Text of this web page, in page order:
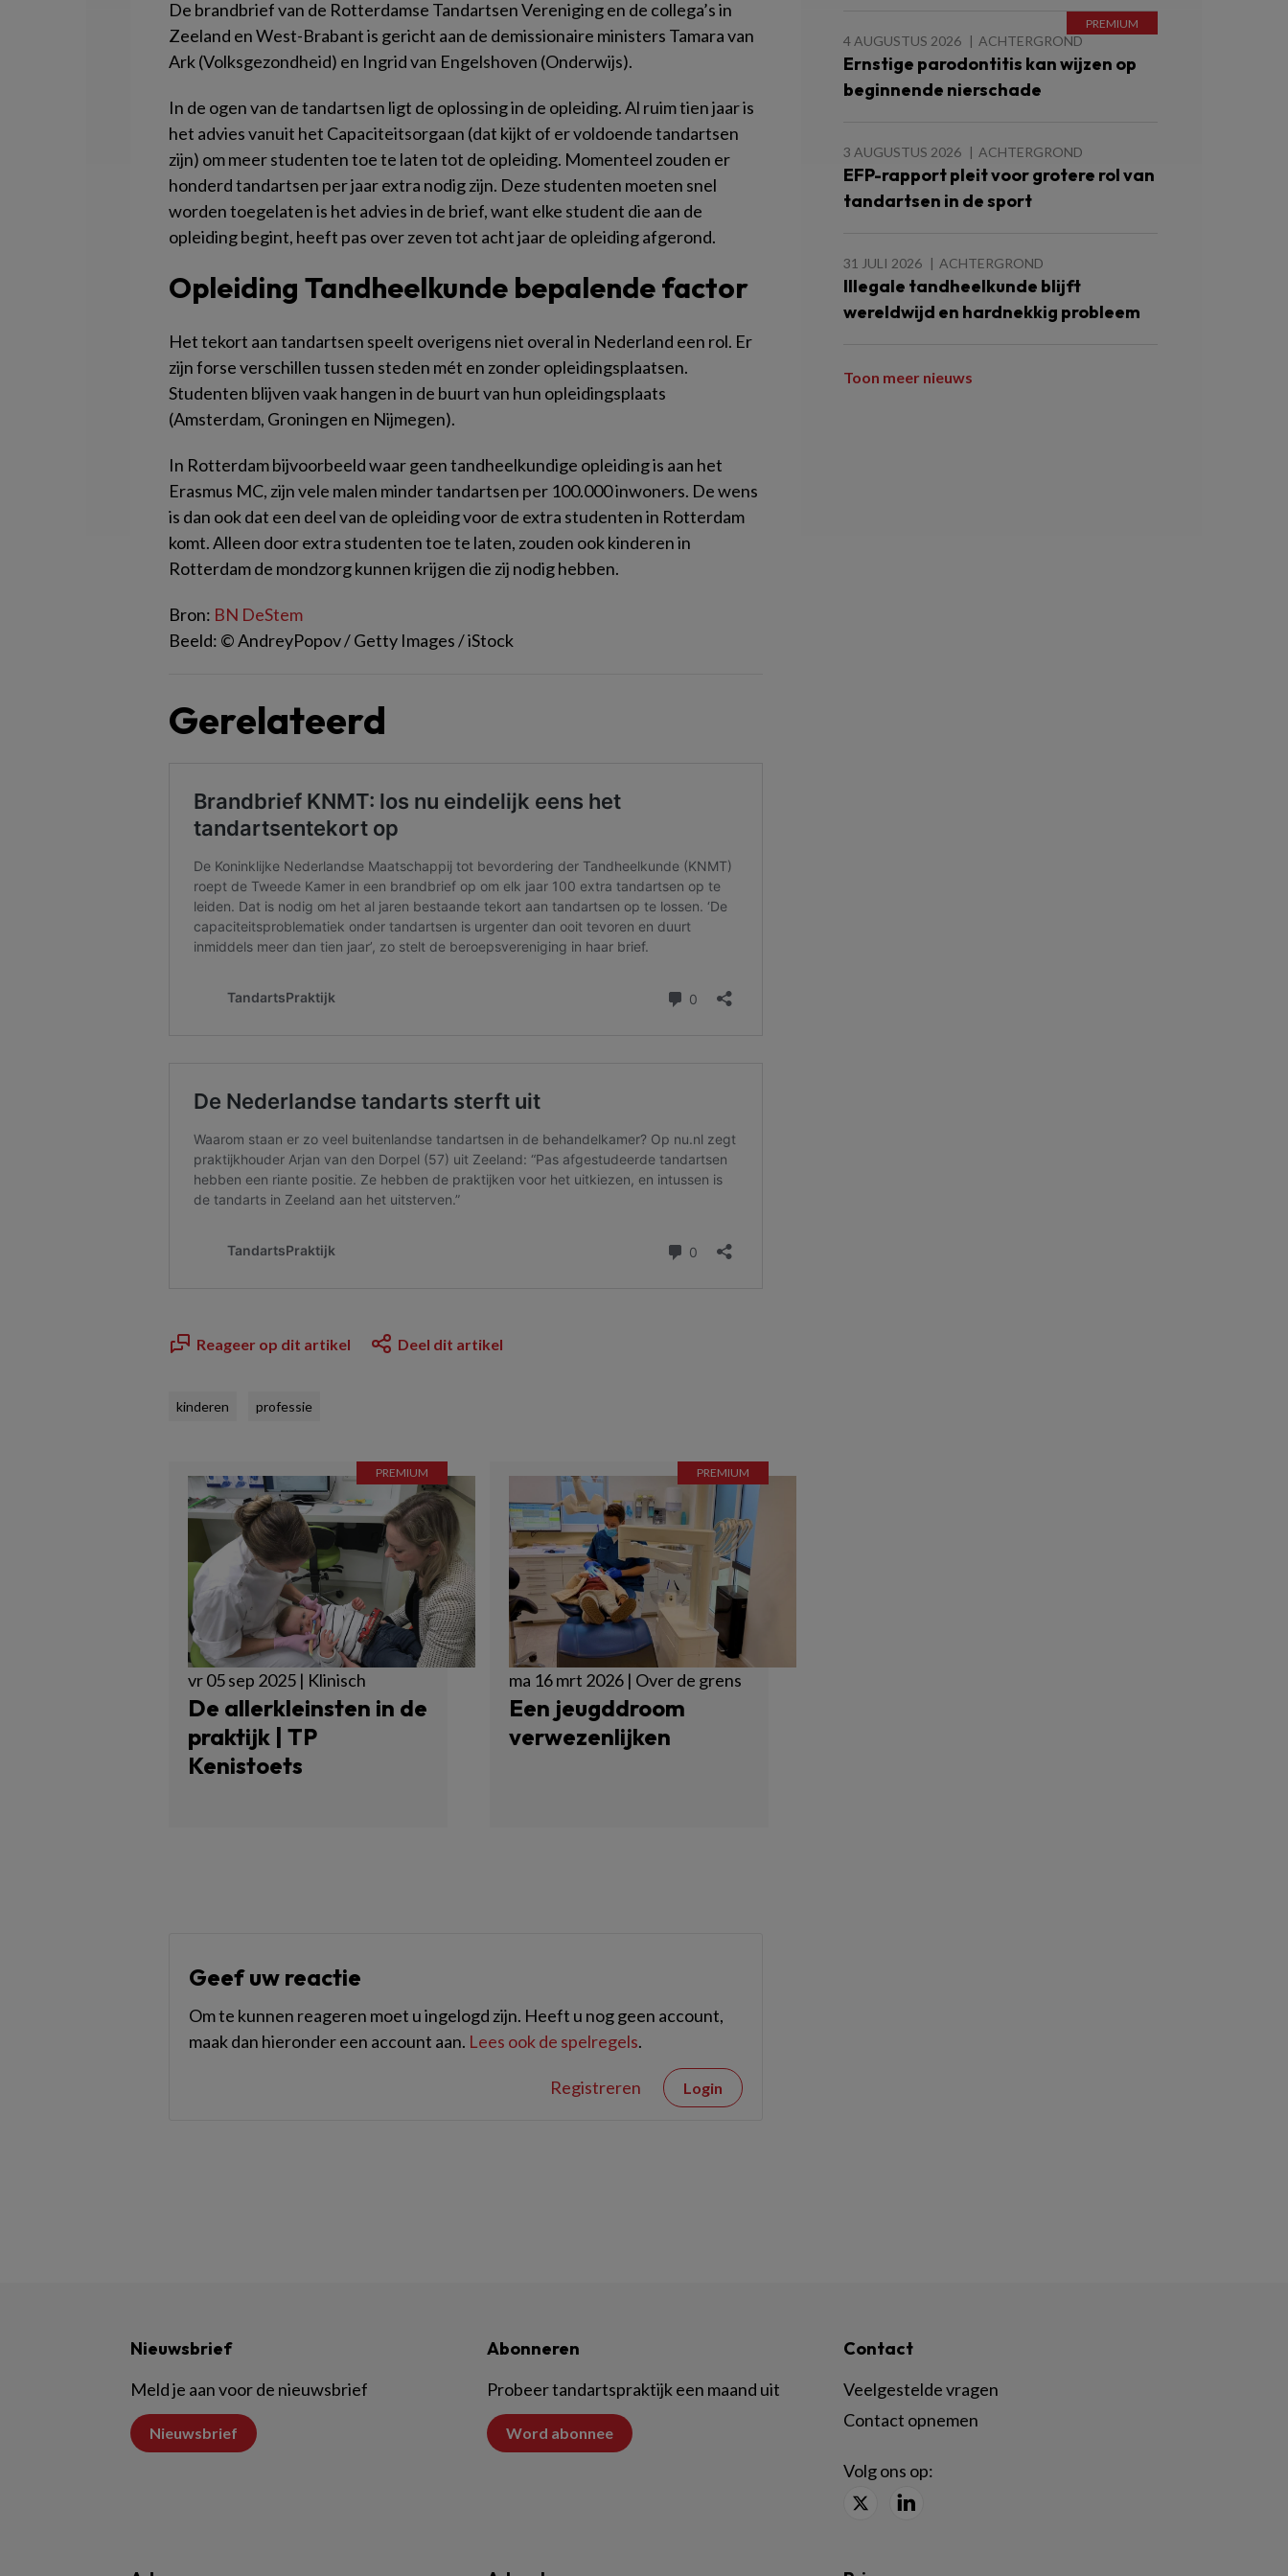
De brandbrief van de Rotterdamse Tandartsen Vereniging en de collega’s in
Zeeland en West-Brabant is gericht aan de demissionaire ministers Tamara van
Ark (Volksgezondheid) en Ingrid van Engelshoven (Onderwijs).
In de ogen van de tandartsen ligt de oplossing in de opleiding. Al ruim tien jaar is
het advies vanuit het Capaciteitsorgaan (dat kijkt of er voldoende tandartsen
zijn) om meer studenten toe te laten tot de opleiding. Momenteel zouden er
honderd tandartsen per jaar extra nodig zijn. Deze studenten moeten snel
worden toegelaten is het advies in de brief, want elke student die aan de
opleiding begint, heeft pas over zeven tot acht jaar de opleiding afgerond.
Opleiding Tandheelkunde bepalende factor
Het tekort aan tandartsen speelt overigens niet overal in Nederland een rol. Er
zijn forse verschillen tussen steden mét en zonder opleidingsplaatsen.
Studenten blijven vaak hangen in de buurt van hun opleidingsplaats
(Amsterdam, Groningen en Nijmegen).
In Rotterdam bijvoorbeeld waar geen tandheelkundige opleiding is aan het
Erasmus MC, zijn vele malen minder tandartsen per 100.000 inwoners. De wens
is dan ook dat een deel van de opleiding voor de extra studenten in Rotterdam
komt. Alleen door extra studenten toe te laten, zouden ook kinderen in
Rotterdam de mondzorg kunnen krijgen die zij nodig hebben.
Bron: BN DeStem
Beeld: © AndreyPopov / Getty Images / iStock
Gerelateerd
Reageer op dit artikel Deel dit artikel
kinderen professie
vr 05 sep 2025 | Klinisch
De allerkleinsten in de
praktijk | TP
Kenistoets
ma 16 mrt 2026 | Over de grens
Een jeugddroom
verwezenlijken
Geef uw reactie
Om te kunnen reageren moet u ingelogd zijn. Heeft u nog geen account,
maak dan hieronder een account aan. Lees ook de spelregels.
Registreren Login
4 AUGUSTUS 2026 ACHTERGROND
Ernstige parodontitis kan wijzen op
beginnende nierschade
3 AUGUSTUS 2026 ACHTERGROND
EFP-rapport pleit voor grotere rol van
tandartsen in de sport
31 JULI 2026 ACHTERGROND
Illegale tandheelkunde blijft
wereldwijd en hardnekkig probleem
Toon meer nieuws
Nieuwsbrief
Meld je aan voor de nieuwsbrief
Nieuwsbrief
Abonneren
Probeer tandartspraktijk een maand uit
Word abonnee
Contact
Veelgestelde vragen
Contact opnemen
Volg ons op: